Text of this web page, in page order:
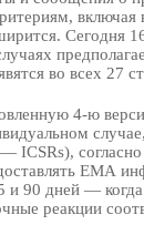
Сегодня
во всех 27
4-ю
ICSRs),
ЕМА
и 90 дней —
реакции